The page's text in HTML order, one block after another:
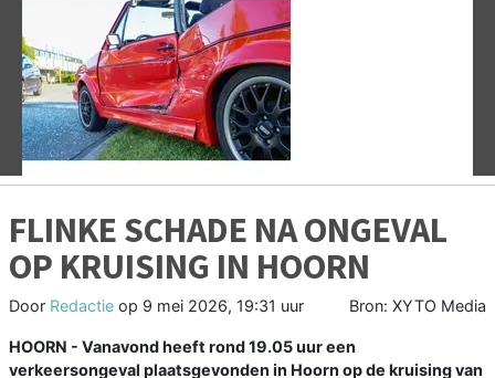
Vorige
FLINKE SCHADE NA ONGEVAL
OP KRUISING IN HOORN
Door Redactie op 9 mei 2026, 19:31 uur Bron: XYTO Media
HOORN - Vanavond heeft rond 19.05 uur een
verkeersongeval plaatsgevonden in Hoorn op de kruising van